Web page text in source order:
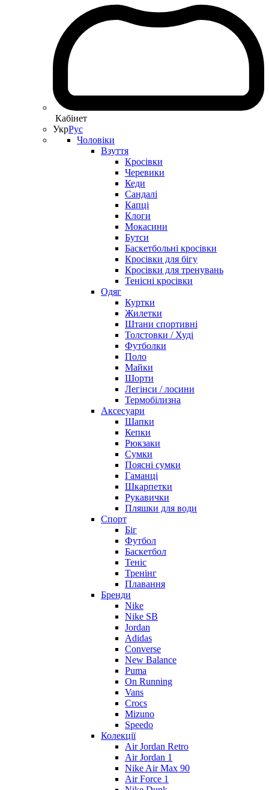
Кабінет
УкрРус
Чоловіки
Взуття
Кросівки
Черевики
Кеди
Сандалі
Капці
Клоги
Мокасини
Бутси
Баскетбольні кросівки
Кросівки для бігу
Кросівки для тренувань
Тенісні кросівки
Одяг
Куртки
Жилетки
Штани спортивні
Толстовки / Худі
Футболки
Поло
Майки
Шорти
Легінси / лосини
Термобілизна
Аксесуари
Шапки
Кепки
Рюкзаки
Сумки
Поясні сумки
Гаманці
Шкарпетки
Рукавички
Пляшки для води
Спорт
Біг
Футбол
Баскетбол
Теніс
Тренінг
Плавання
Бренди
Nike
Nike SB
Jordan
Adidas
Converse
New Balance
Puma
On Running
Vans
Crocs
Mizuno
Speedo
Колекції
Air Jordan Retro
Air Jordan 1
Nike Air Max 90
Air Force 1